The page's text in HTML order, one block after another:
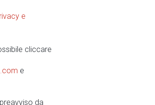
e
cliccare
e
da